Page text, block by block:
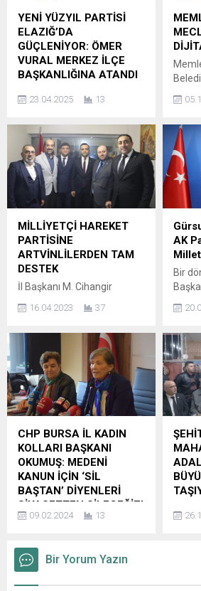
YENİ YÜZYIL PARTİSİ
ELAZIĞ’DA
GÜÇLENİYOR: ÖMER
VURAL MERKEZ İLÇE
BAŞKANLIĞINA ATANDI
teşkilatlanma çalışmalarını
Türkiye’nin dört bir yanında
güçlü adımlar atmaya
devam ediyor. Bu kapsamda
Elazığ’da önemli bir atama
gerçekleştirildi. Yeni Yüzyıl
Partisi Genel Başkanı
Mehmet Ali Arslan’ın
onayıyla, Elazığ Merkez İlçe
Başkanlığı görevine Ömer
Vural getirildi. Yeni göreviyle
faaliyetlerini daha da ileriye
taşımayı...
23.04.2025 13
MİLLİYETÇİ HAREKET
PARTİSİNE
ARTVİNLİLERDEN TAM
DESTEK
İl Başkanı M. Cihangir
Bursa Milletvekili Adayları
Kılıçoğlu, Nilüfer İlçe Başkanı
Levent Karakoç, Gemlik İlçe
Başkanı M. Emin Öncanbaz
ve Teşkilat mensuplarıyla
birlikte Bursa’daki Artvin
Camiası’nın kanaat
önderleriyle bir araya
geldiler. Yıldırım Yeşilyayla
Mahallesi’ndeki programda
MHP’ye desteklerini ifade
eden ARTKAFKON Genel
Başkanı Bahadır...
16.04.2023 37
AK
Bir
yaptı.
Güçlü
Parti
CHP BURSA İL KADIN
KOLLARI BAŞKANI
OKUMUŞ: MEDENİ
KANUN İÇİN ‘SİL
BAŞTAN’ DİYENLERİ
SİYASETTEN SİLECEĞİZ!
CHP Bursa Kadın Kolları İl
973 ilçe kadın kolu
başkanıyla birlikte iktidarın
09.02.2024 13
Bir Yorum Yazın